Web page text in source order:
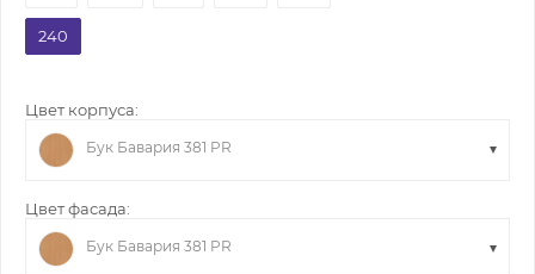
240
Цвет корпуса:
Бук Бавария 381 PR
Цвет фасада:
Бук Бавария 381 PR